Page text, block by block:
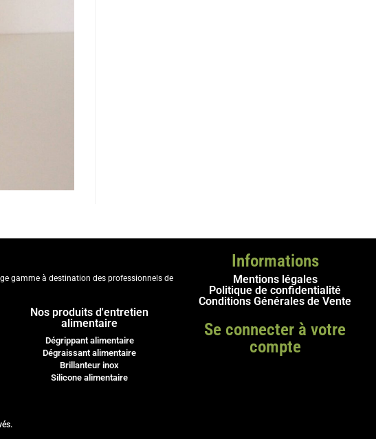
gamme à destination des professionnels de
Nos produits d'entretien
alimentaire
Dégrippant alimentaire
Dégraissant alimentaire
Brillanteur inox
Silicone alimentaire
Informations
Mentions légales
Politique de confidentialité
Conditions Générales de Vente
Se connecter à votre
compte